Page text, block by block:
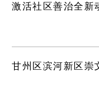
激活社区善治全新
甘州区滨河新区崇